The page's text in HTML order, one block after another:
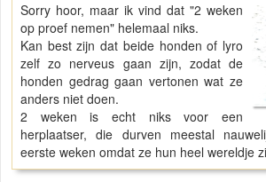
Sorry hoor, maar ik vind dat "2 weken
op proef nemen" helemaal niks.
Kan best zijn dat beide honden of lyro
zelf zo nerveus gaan zijn, zodat de
honden gedrag gaan vertonen wat ze
anders niet doen.
2 weken is echt niks voor een
herplaatser, die durven meestal
eerste weken omdat ze hun heel wereldje